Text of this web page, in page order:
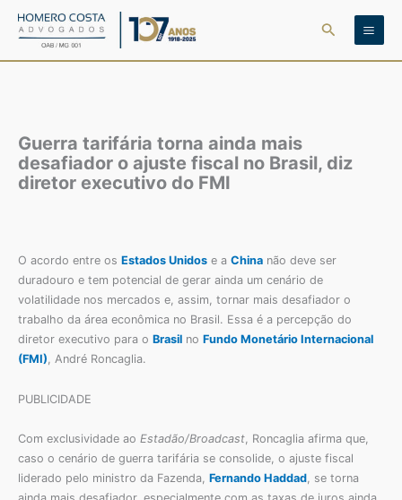
para
Pesquisar
Guerra tarifária torna ainda mais
desafiador o ajuste fiscal no Brasil, diz
diretor executivo do FMI
O acordo entre os Estados Unidos e a China não deve ser
duradouro e tem potencial de gerar ainda um cenário de
volatilidade nos mercados e, assim, tornar mais desafiador o
trabalho da área econômica no Brasil. Essa é a percepção do
diretor executivo para o Brasil no Fundo Monetário Internacional
(FMI), André Roncaglia.
PUBLICIDADE
Com exclusividade ao Estadão/Broadcast , Roncaglia afirma que,
caso o cenário de guerra tarifária se consolide, o ajuste fiscal
liderado pelo ministro da Fazenda, Fernando Haddad , se torna